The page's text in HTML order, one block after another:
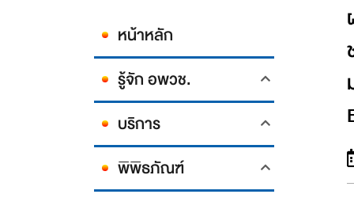
หน้าหลัก
รู้จัก อพวช.
บริการ
พิพิธภัณฑ์